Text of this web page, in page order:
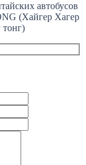
автобусов
(Хайгер Хагер